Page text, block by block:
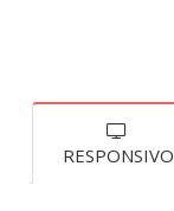
RESPONSIVO